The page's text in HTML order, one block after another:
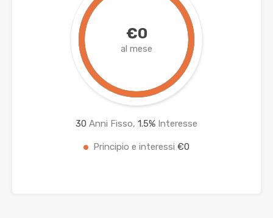
€0
al mese
30 Anni Fisso, 1.5% Interesse
Principio e interessi €0